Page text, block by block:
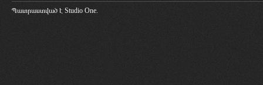
Պատրաստված է Studio One.